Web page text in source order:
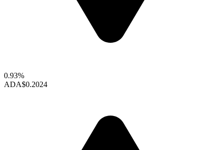
0.93%
ADA$0.2024